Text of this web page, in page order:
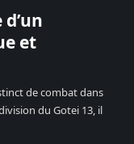
et
de combat dans
du Gotei 13, il